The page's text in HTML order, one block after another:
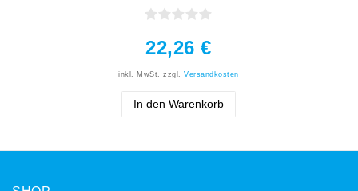
22,26 €
inkl. MwSt. zzgl.Versandkosten
In den Warenkorb